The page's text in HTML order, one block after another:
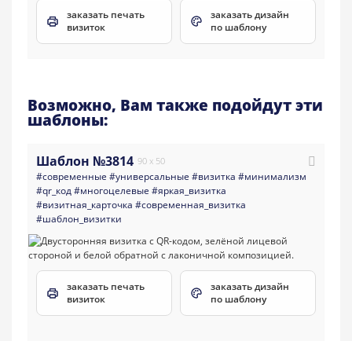
заказать печать
визиток
заказать дизайн
по шаблону
Возможно, Вам также подойдут эти
шаблоны:
Шаблон №3814 90 x 50
#современные #универсальные #визитка #минимализм
#qr_код#многоцелевые #яркая_визитка
#визитная_карточка #современная_визитка
#шаблон_визитки
заказать печать
визиток
заказать дизайн
по шаблону